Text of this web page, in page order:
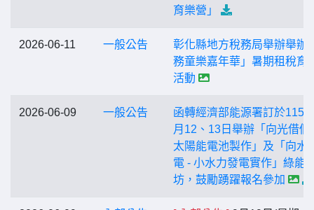
育樂營」
2026-06-11 一般公告
彰化縣地方稅務局舉辦舉辦
務童樂嘉年華」暑期租稅育
活動
2026-06-09 一般公告
函轉經濟部能源署訂於115
月12、13日舉辦「向光借個
太陽能電池製作」及「向水
電 - 小水力發電實作」綠能
坊，鼓勵踴躍報名參加